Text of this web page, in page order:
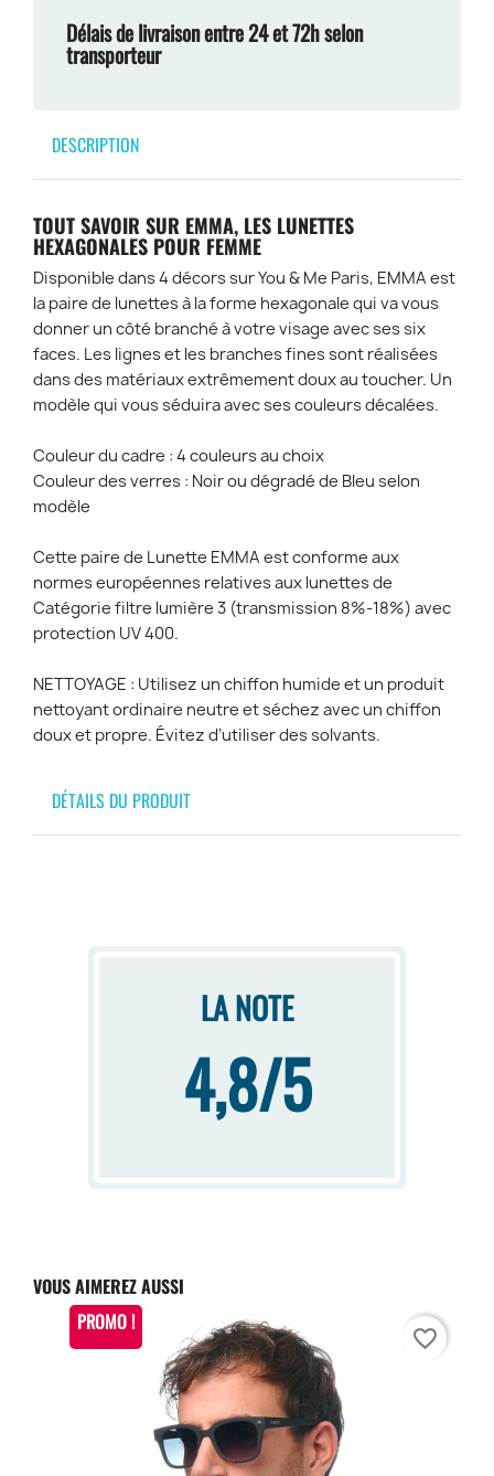
Délais de livraison entre 24 et 72h selon
transporteur
DESCRIPTION
TOUT SAVOIR SUR EMMA, LES LUNETTES
HEXAGONALES POUR FEMME
Disponible dans 4 décors sur You & Me Paris, EMMA est
la paire de lunettes à la forme hexagonale qui va vous
donner un côté branché à votre visage avec ses six
faces. Les lignes et les branches fines sont réalisées
dans des matériaux extrêmement doux au toucher. Un
modèle qui vous séduira avec ses couleurs décalées.
Couleur du cadre : 4 couleurs au choix
Couleur des verres : Noir ou dégradé de Bleu selon
modèle
Cette paire de Lunette EMMA est conforme aux
normes européennes relatives aux lunettes de
Catégorie filtre lumière 3 (transmission 8%-18%) avec
protection UV 400.
NETTOYAGE : Utilisez un chiffon humide et un produit
nettoyant ordinaire neutre et séchez avec un chiffon
doux et propre. Évitez d’utiliser des solvants.
DÉTAILS DU PRODUIT
LA NOTE
4,8/5
VOUS AIMEREZ AUSSI
PROMO !
favorite_border